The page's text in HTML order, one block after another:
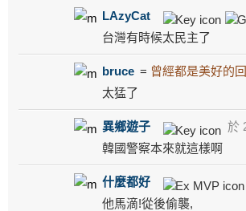
LAzyCat
台灣有時候太民主了
bruce = 曾經都是美好的
太猛了
異鄉遊子
於
韓國警察本來就這樣啊
什麼都好
他馬滴!從後偷襲,